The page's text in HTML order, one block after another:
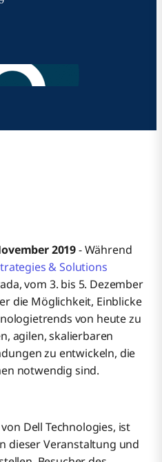
2019- Während
& Solutions
vom 3. bis 5. Dezember
die Möglichkeit, Einblicke
von heute zu
agilen, skalierbaren
zu entwickeln, die
notwendig sind.
Dell Technologies, ist
dieser Veranstaltung und